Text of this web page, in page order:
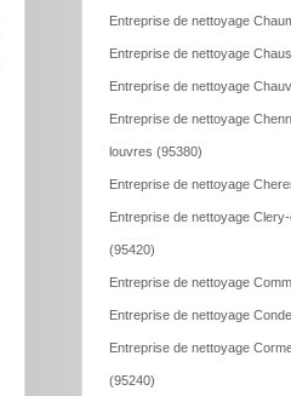
Entreprise de nettoyage
Entreprise de nettoyage
Entreprise de nettoyage
Entreprise de nettoyage
louvres (95380)
Entreprise de nettoyage
Entreprise de nettoyage
(95420)
Entreprise de nettoyage
Entreprise de nettoyage
Entreprise de nettoyage
(95240)